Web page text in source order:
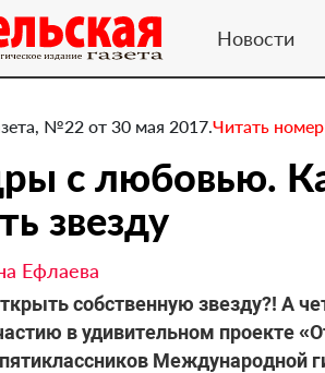
Новости
№22 от 30 мая 2017.Читать номер
с любовью.
звезду
Ефлаева
собственную звезду?! А
в удивительном проекте
Международной